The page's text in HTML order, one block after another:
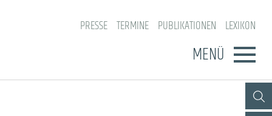
PRESSE TERMINE PUBLIKATIONEN LEXIKON
MENÜ